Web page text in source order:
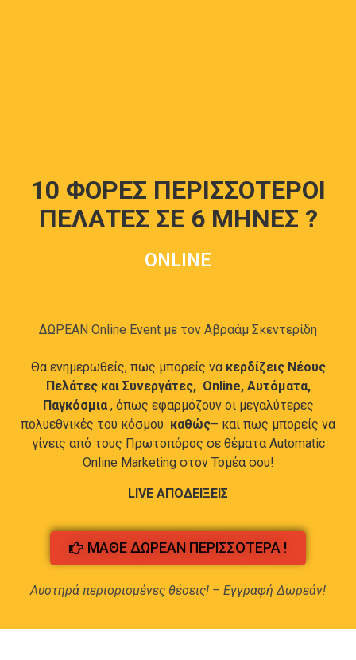
10 ΦΟΡΕΣ ΠΕΡΙΣΣΟΤΕΡΟΙ
ΠΕΛΑΤΕΣ ΣΕ 6 ΜΗΝΕΣ ?
O N L N E
ΔΩΡΕΑΝ Online Event με τον Αβραάμ Σκεντερίδη
Θα ενημερωθείς, πως μπορείς να κερδίζεις Νέους
Πελάτες και Συνεργάτες, Online, Αυτόματα,
Παγκόσμια, όπως εφαρμόζουν οι μεγαλύτερες
πολυεθνικές του κόσμου καθώς– και πως μπορείς να
γίνεις από τους Πρωτοπόρος σε θέματα Automatic
Online Marketing στον Τομέα σου!
LIVE ΑΠΟΔΕΙΞΕΙΣ
ΜΑΘΕ ΔΩΡΕΑΝ ΠΕΡΙΣΣΟΤΕΡΑ !
Αυστηρά περιορισμένες θέσεις! – Εγγραφή Δωρεάν!